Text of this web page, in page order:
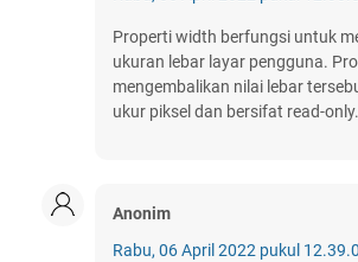
Properti width berfungsi untuk
ukuran lebar layar pengguna.
mengembalikan nilai lebar
ukur piksel dan bersifat read-only.
Anonim
Rabu, 06 April 2022 pukul